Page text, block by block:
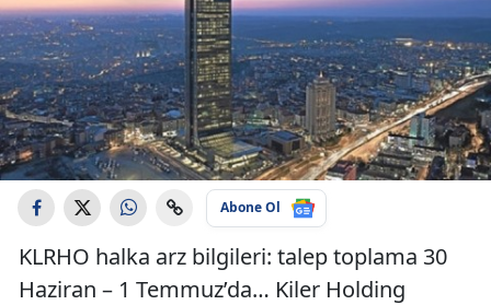
Abone Ol
KLRHO halka arz bilgileri: talep toplama 30
Haziran – 1 Temmuz’da… Kiler Holding